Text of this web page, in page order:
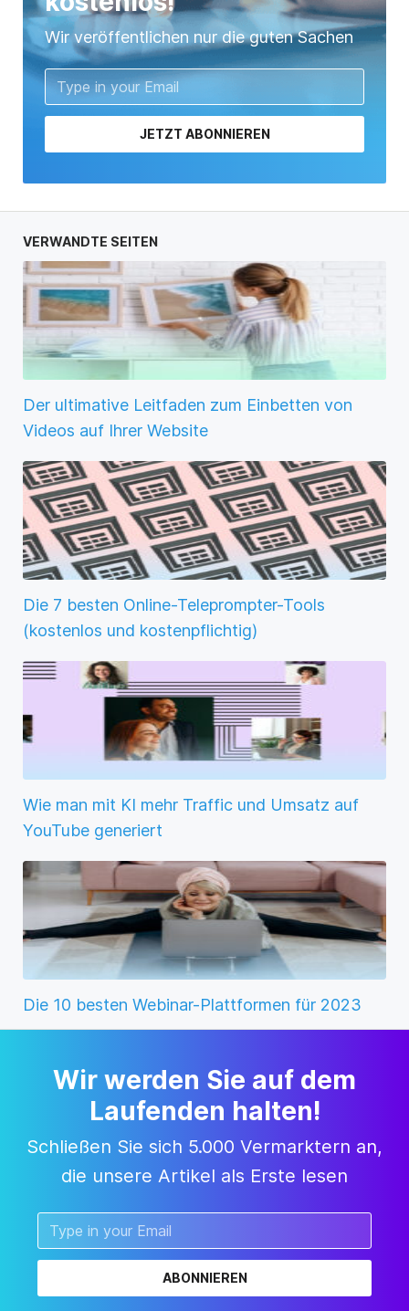
Wir veröffentlichen nur die guten Sachen
JETZT ABONNIEREN
VERWANDTE SEITEN
Der ultimative Leitfaden zum Einbetten von
Videos auf Ihrer Website
Die 7 besten Online-Teleprompter-Tools
(kostenlos und kostenpflichtig)
Wie man mit KI mehr Traffic und Umsatz auf
YouTube generiert
Die 10 besten Webinar-Plattformen für 2023
Wir werden Sie auf dem
Laufenden halten!
Schließen Sie sich 5.000 Vermarktern an,
die unsere Artikel als Erste lesen
ABONNIEREN